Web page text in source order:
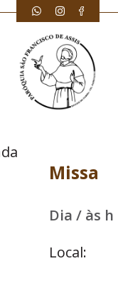
Missa
Dia / às h
Local: